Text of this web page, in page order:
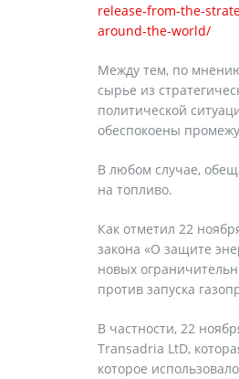
release-from-the-
around-the-world/
Между тем, по
сырье из
политической
обеспокоены
В любом случае,
на топливо.
Как отметил 22
закона «О защите
новых
против запуска
В частности, 22
Transadria LtD,
которое